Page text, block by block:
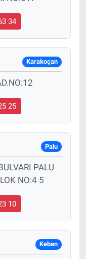
34
Karakoçan
25
Palu
PALU
NO:4 5
10
Keban